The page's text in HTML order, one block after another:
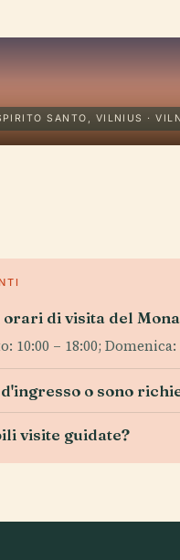
SANTO, VILNIUS ·
orari di visita del
10:00 – 18:00;
d'ingresso o sono
visite guidate?